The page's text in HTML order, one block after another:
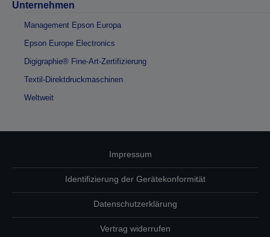
Unternehmen
Management Epson Europa
Epson Europe Electronics
Digigraphie® Fine-Art-Zertifizierung
Textil-Direktdruckmaschinen
Weltweit
Impressum
Identifizierung der Gerätekonformität
Datenschutzerklärung
Vertrag widerrufen